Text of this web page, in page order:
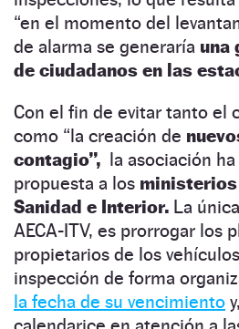
“en el momento del
de alarma se generaría una
de ciudadanos en las
Con el fin de evitar tanto el
como “la creación de
contagio”, la asociación
propuesta a los
Sanidad e Interior. La
AECA-ITV, es prorrogar los
propietarios de los
inspección de forma
la fecha de su vencimiento